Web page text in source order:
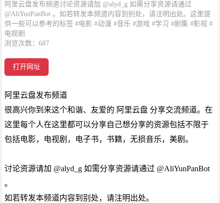
阿里云盘发布频道讨论资源请加 @alyd_g 如需分享资源请通过
@AliYunPanBot 。如若转发本频道内容到别处，请注明出处。这里提
供一些可以参考的标签 #电影 #动漫 #音乐 #游戏 #学习 #剧集 #影视 #
电视剧
浏览次数：687
打开网址
阿里云盘发布频道
很高兴你到来这个和谐、友爱的 阿里云盘 分享交流频道。在
这里每个人在这里都可以分享自己想分享的资源包括不限于
包括电影，电视剧，电子书，书籍，无损音乐，美剧。
讨论资源请加 @alyd_g 如需分享资源请通过 @AliYunPanBot
。
如若转发本频道内容到别处，请注明出处。